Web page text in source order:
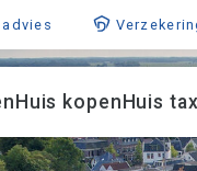
Huis kopen Huis